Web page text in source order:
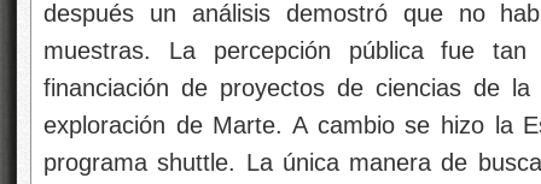
después un análisis demostró que no
muestras. La percepción pública fue
financiación de proyectos de ciencias de
exploración de Marte. A cambio se hizo la
programa shuttle. La única manera de